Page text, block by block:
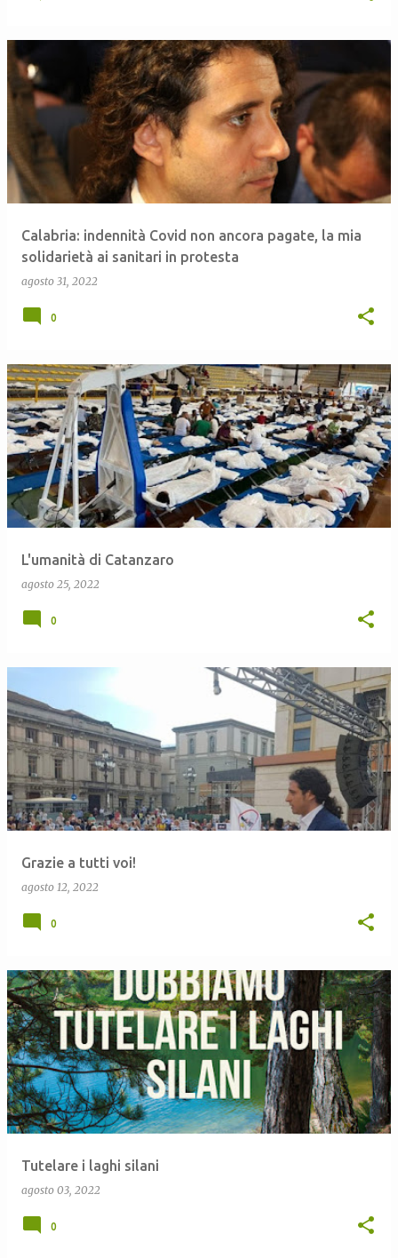
Calabria: indennità Covid non ancora pagate, la mia
solidarietà ai sanitari in protesta
agosto 31, 2022
0
L'umanità di Catanzaro
agosto 25, 2022
0
Grazie a tutti voi!
agosto 12, 2022
0
Tutelare i laghi silani
agosto 03, 2022
0